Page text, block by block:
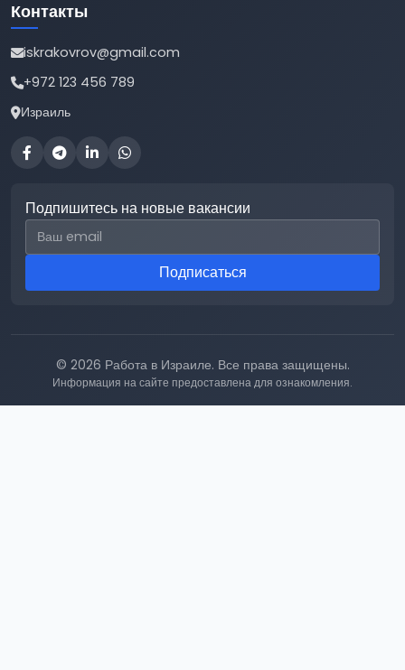
Контакты
iskrakovrov@gmail.com
+972 123 456 789
Израиль
Подпишитесь на новые вакансии
Email для подписки
Подписаться
© 2026 Работа в Израиле. Все права защищены.
Информация на сайте предоставлена для ознакомления.